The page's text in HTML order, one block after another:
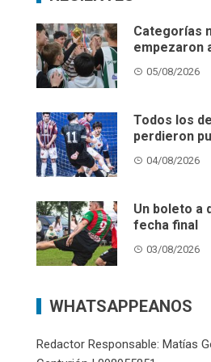
Categorías
empezaron
05/08/2026
Todos los
perdieron
04/08/2026
Un boleto a
fecha final
03/08/2026
WHATSAPPEANOS
Redactor Responsable: Matías